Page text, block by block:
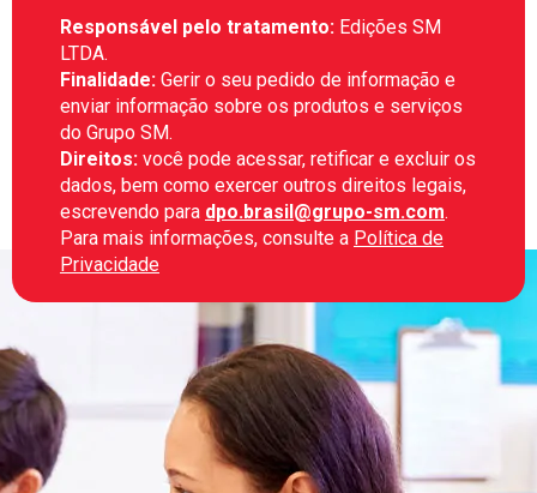
Responsável pelo tratamento: Edições SM
LTDA.
Finalidade: Gerir o seu pedido de informação e
enviar informação sobre os produtos e serviços
do Grupo SM.
Direitos: você pode acessar, retificar e excluir os
dados, bem como exercer outros direitos legais,
escrevendo para dpo.brasil@grupo-sm.com.
Para mais informações, consulte a Política de
Privacidade